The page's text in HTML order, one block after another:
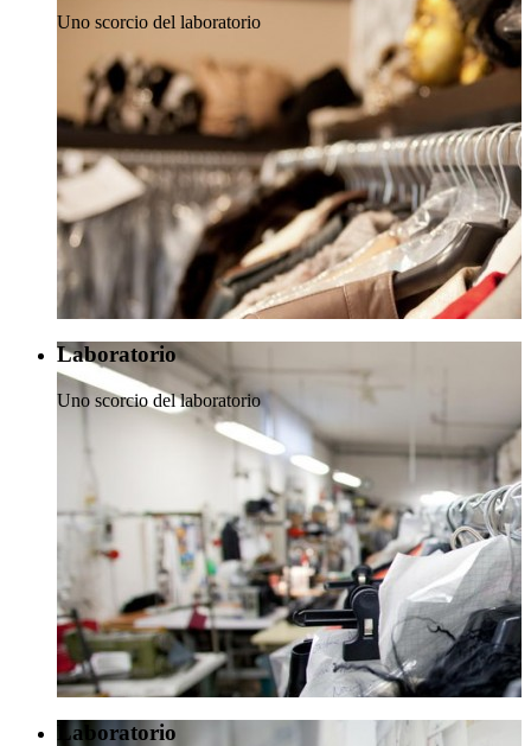
Uno scorcio del laboratorio
Laboratorio
Uno scorcio del laboratorio
Laboratorio